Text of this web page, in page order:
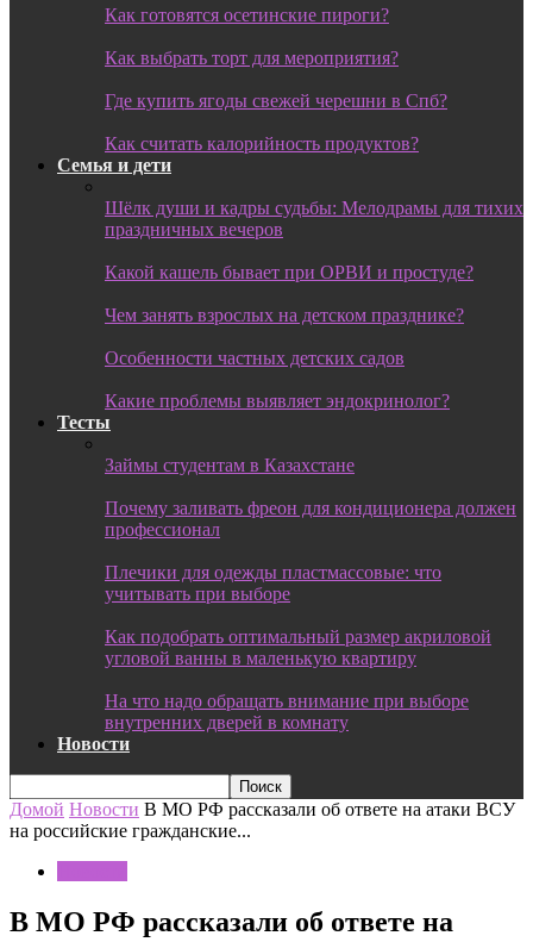
Как готовятся осетинские пироги?
Как выбрать торт для мероприятия?
Где купить ягоды свежей черешни в Спб?
Как считать калорийность продуктов?
Семья и дети
Шёлк души и кадры судьбы: Мелодрамы для тихих
праздничных вечеров
Какой кашель бывает при ОРВИ и простуде?
Чем занять взрослых на детском празднике?
Особенности частных детских садов
Какие проблемы выявляет эндокринолог?
Тесты
Займы студентам в Казахстане
Почему заливать фреон для кондиционера должен
профессионал
Плечики для одежды пластмассовые: что
учитывать при выборе
Как подобрать оптимальный размер акриловой
угловой ванны в маленькую квартиру
На что надо обращать внимание при выборе
внутренних дверей в комнату
Новости
Домой Новости В МО РФ рассказали об ответе на атаки ВСУ
на российские гражданские...
В МО РФ рассказали об ответе на